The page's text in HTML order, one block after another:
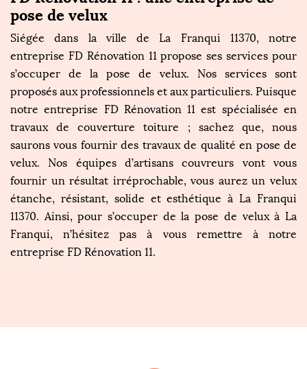
pose de velux
Siégée dans la ville de La Franqui 11370, notre
entreprise FD Rénovation 11 propose ses services pour
s’occuper de la pose de velux. Nos services sont
proposés aux professionnels et aux particuliers. Puisque
notre entreprise FD Rénovation 11 est spécialisée en
travaux de couverture toiture ; sachez que, nous
saurons vous fournir des travaux de qualité en pose de
velux. Nos équipes d’artisans couvreurs vont vous
fournir un résultat irréprochable, vous aurez un velux
étanche, résistant, solide et esthétique à La Franqui
11370. Ainsi, pour s’occuper de la pose de velux à La
Franqui, n’hésitez pas à vous remettre à notre
entreprise FD Rénovation 11.